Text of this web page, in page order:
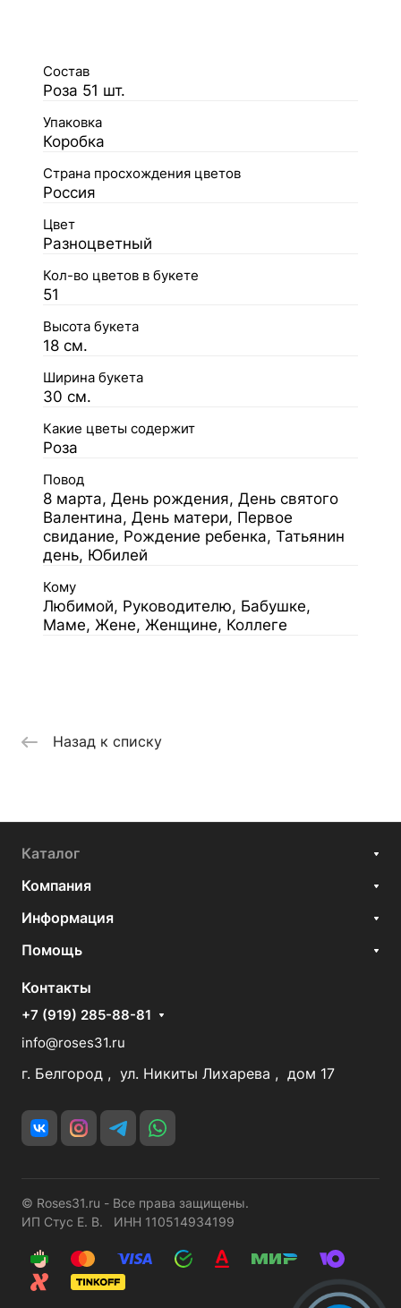
Состав
Роза 51 шт.
Упаковка
Коробка
Страна просхождения цветов
Россия
Цвет
Разноцветный
Кол-во цветов в букете
51
Высота букета
18 см.
Ширина букета
30 см.
Какие цветы содержит
Роза
Повод
8 марта, День рождения, День святого
Валентина, День матери, Первое
свидание, Рождение ребенка, Татьянин
день, Юбилей
Кому
Любимой, Руководителю, Бабушке,
Маме, Жене, Женщине, Коллеге
Назад к списку
Каталог
Компания
Информация
Помощь
Контакты
+7 (919) 285-88-81
info@roses31.ru
г. Белгород , ул. Никиты Лихарева , дом 17
© Roses31.ru - Все права защищены.
ИП Стус Е. В. ИНН 110514934199